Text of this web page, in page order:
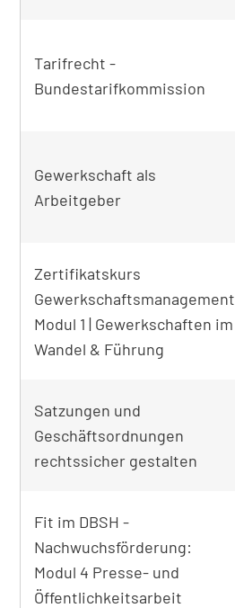
Tarifrecht -
Bundestarifkommission
Gewerkschaft als
Arbeitgeber
Zertifikatskurs
Gewerkschaftsmanagement
Modul 1 | Gewerkschaften im
Wandel & Führung
Satzungen und
Geschäftsordnungen
rechtssicher gestalten
Fit im DBSH -
Nachwuchsförderung:
Modul 4 Presse- und
Öffentlichkeitsarbeit